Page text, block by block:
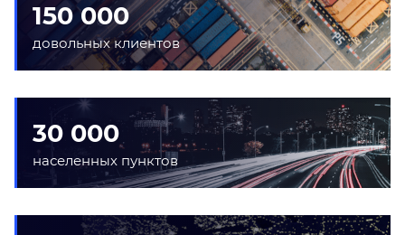
150 000
довольных клиентов
30 000
населенных пунктов